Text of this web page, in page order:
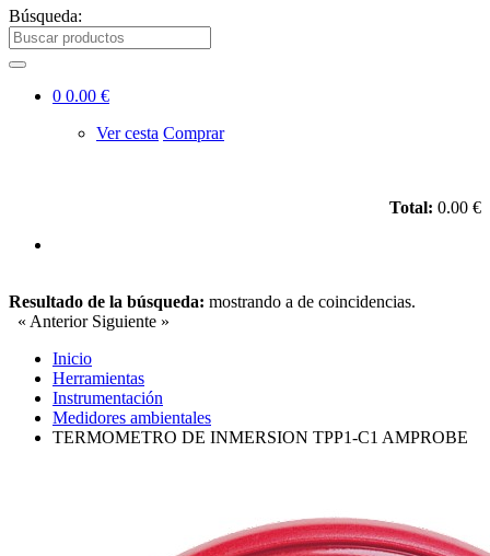
Búsqueda:
0 0.00 €
Ver cesta Comprar
Total: 0.00 €
Resultado de la búsqueda: mostrando a de coincidencias.
« Anterior Siguiente »
Inicio
Herramientas
Instrumentación
Medidores ambientales
TERMOMETRO DE INMERSION TPP1-C1 AMPROBE